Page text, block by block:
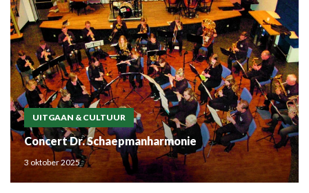
UITGAAN & CULTUUR
Concert Dr. Schaepmanharmonie
3 oktober 2025